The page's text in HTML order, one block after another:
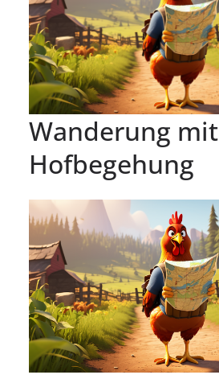
Wanderung mit
Hofbegehung